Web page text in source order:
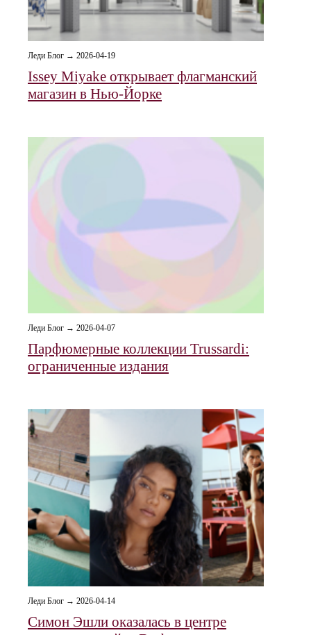
Леди Блог → 2026-04-19
Issey Miyake открывает флагманский
магазин в Нью-Йорке
Леди Блог → 2026-04-07
Парфюмерные коллекции Trussardi:
ограниченные издания
Леди Блог → 2026-04-14
Симон Эшли оказалась в центре